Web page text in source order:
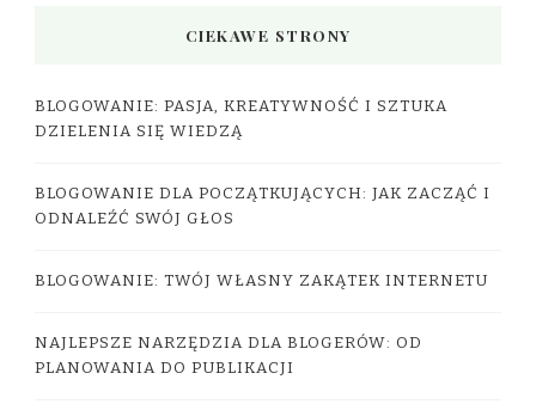
CIEKAWE STRONY
BLOGOWANIE: PASJA, KREATYWNOŚĆ I SZTUKA
DZIELENIA SIĘ WIEDZĄ
BLOGOWANIE DLA POCZĄTKUJĄCYCH: JAK ZACZĄĆ I
ODNALEŹĆ SWÓJ GŁOS
BLOGOWANIE: TWÓJ WŁASNY ZAKĄTEK INTERNETU
NAJLEPSZE NARZĘDZIA DLA BLOGERÓW: OD
PLANOWANIA DO PUBLIKACJI